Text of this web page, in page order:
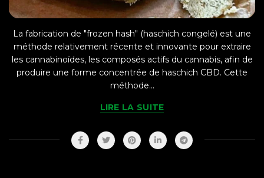
La fabrication de "frozen hash" (haschich congelé) est une
méthode relativement récente et innovante pour extraire
les cannabinoïdes, les composés actifs du cannabis, afin de
produire une forme concentrée de haschich CBD. Cette
méthode...
LIRE LA SUITE